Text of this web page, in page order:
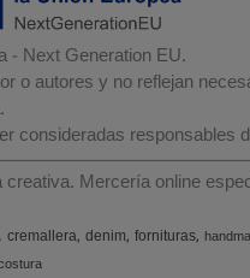
- Next Generation EU.
autores y no reflejan
consideradas responsables
Mercería online
cremallera denim fornituras